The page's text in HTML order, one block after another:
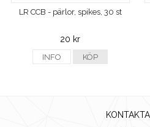
LR CCB - pärlor, spikes, 30 st
20 kr
INFO KÖP